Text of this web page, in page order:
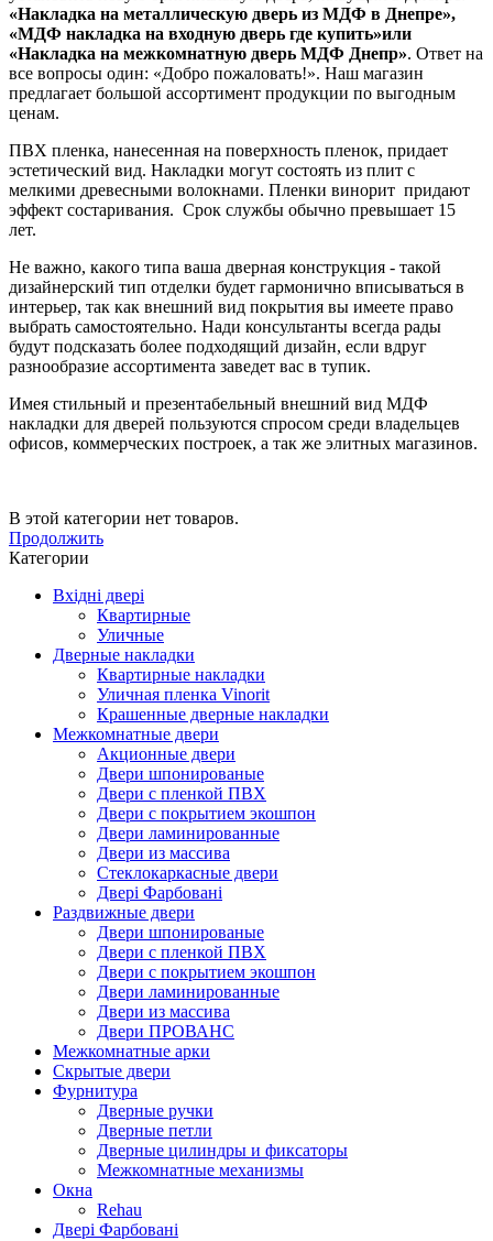
«Накладка на металлическую дверь из МДФ в Днепре»,
«МДФ накладка на входную дверь где купить»или
«Накладка на межкомнатную дверь МДФ Днепр». Ответ на
все вопросы один: «Добро пожаловать!». Наш магазин
предлагает большой ассортимент продукции по выгодным
ценам.
ПВХ пленка, нанесенная на поверхность пленок, придает
эстетический вид. Накладки могут состоять из плит с
мелкими древесными волокнами. Пленки винорит придают
эффект состаривания. Срок службы обычно превышает 15
лет.
Не важно, какого типа ваша дверная конструкция - такой
дизайнерский тип отделки будет гармонично вписываться в
интерьер, так как внешний вид покрытия вы имеете право
выбрать самостоятельно. Нади консультанты всегда рады
будут подсказать более подходящий дизайн, если вдруг
разнообразие ассортимента заведет вас в тупик.
Имея стильный и презентабельный внешний вид МДФ
накладки для дверей пользуются спросом среди владельцев
офисов, коммерческих построек, а так же элитных магазинов.
В этой категории нет товаров.
Продолжить
Категории
Вхідні двері
Квартирные
Уличные
Дверные накладки
Квартирные накладки
Уличная пленка Vinorit
Крашенные дверные накладки
Межкомнатные двери
Акционные двери
Двери шпонированые
Двери с пленкой ПВХ
Двери с покрытием экошпон
Двери ламинированные
Двери из массива
Стеклокаркасные двери
Двері Фарбовані
Раздвижные двери
Двери шпонированые
Двери с пленкой ПВХ
Двери с покрытием экошпон
Двери ламинированные
Двери из массива
Двери ПРОВАНС
Межкомнатные арки
Скрытые двери
Фурнитура
Дверные ручки
Дверные петли
Дверные цилиндры и фиксаторы
Межкомнатные механизмы
Окна
Rehau
Двері Фарбовані